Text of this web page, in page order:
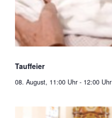
Tauffeier
08. August, 11:00 Uhr - 12:00 Uhr